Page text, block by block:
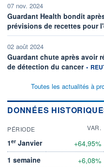
07 nov. 2024
Guardant Health bondit
prévisions de recettes pour
02 août 2024
Guardant chute après avoir
de détection du cancer •
Toutes les actualités à
DONNÉES
PÉRIODE VAR.
1er Janvier +64,95%
1 semaine
+6,08%